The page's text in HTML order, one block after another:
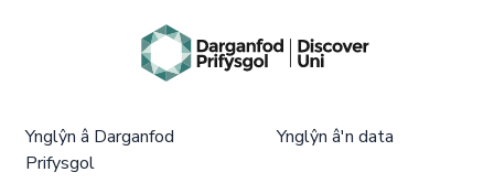
Ynglŷn â Darganfod
Prifysgol
Ynglŷn â'n data